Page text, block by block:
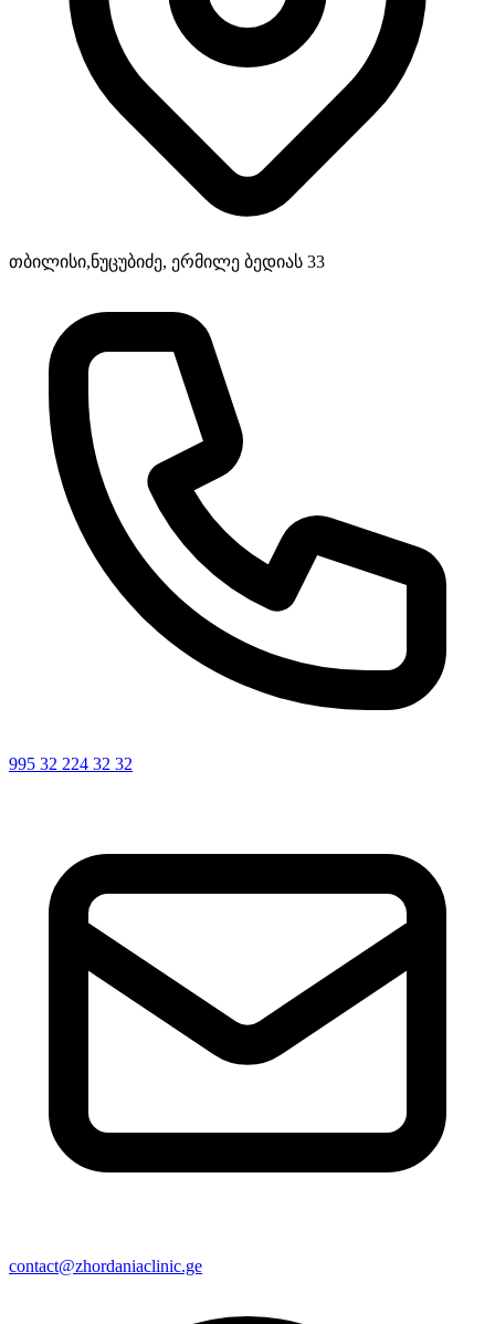
თბილისი,ნუცუბიძე, ერმილე ბედიას 33
995 32 224 32 32
contact@zhordaniaclinic.ge